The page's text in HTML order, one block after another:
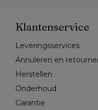
Klantenservice
Leveringsservices
Annuleren en
Herstellen
Onderhoud
Garantie